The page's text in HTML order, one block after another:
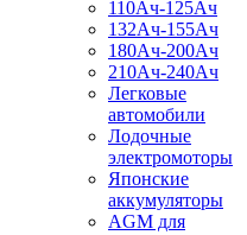
110Ач-125Ач
132Ач-155Ач
180Ач-200Ач
210Ач-240Ач
Легковые
автомобили
Лодочные
электромоторы
Японские
аккумуляторы
AGM для